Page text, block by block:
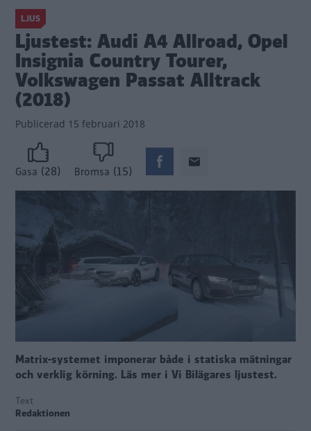
LJUS
Ljustest: Audi A4 Allroad, Opel
Insignia Country Tourer,
Volkswagen Passat Alltrack
(2018)
Publicerad 15 februari 2018
Gasa (28) Bromsa (15)
Matrix-systemet imponerar både i statiska mätningar
och verklig körning. Läs mer i Vi Bilägares ljustest.
Text
Redaktionen